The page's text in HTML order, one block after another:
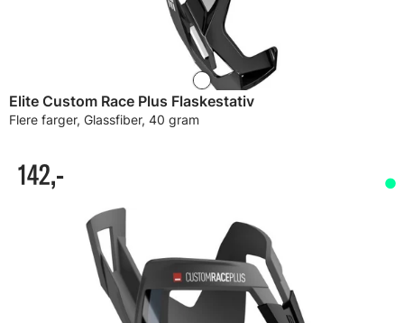
Elite Custom Race Plus Flaskestativ
Flere farger, Glassfiber, 40 gram
142,-